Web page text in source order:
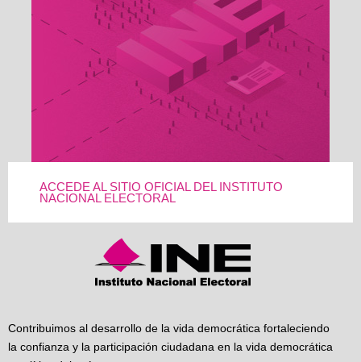
ACCEDE AL SITIO OFICIAL DEL INSTITUTO
NACIONAL ELECTORAL
Contribuimos al desarrollo de la vida democrática fortaleciendo
la confianza y la participación ciudadana en la vida democrática